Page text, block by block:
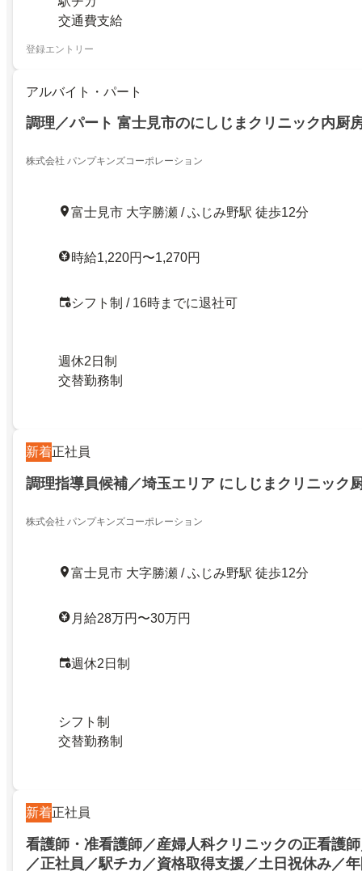
交通費支給
登録エントリー
アルバイト・パート
調理／パート 富士見市のにしじまクリニック内厨
株式会社 パンプキンズコーポレーション
富士見市 大字勝瀬 / ふじみ野駅 徒歩12分
時給1,220円〜1,270円
シフト制 / 16時までに退社可
週休2日制
交替勤務制
新着正社員
調理指導員候補／埼玉エリア にしじまクリニック
株式会社 パンプキンズコーポレーション
富士見市 大字勝瀬 / ふじみ野駅 徒歩12分
月給28万円〜30万円
週休2日制
シフト制
交替勤務制
新着正社員
看護師・准看護師／産婦人科クリニックの正看護
／正社員／駅チカ／資格取得支援／土日祝休み／